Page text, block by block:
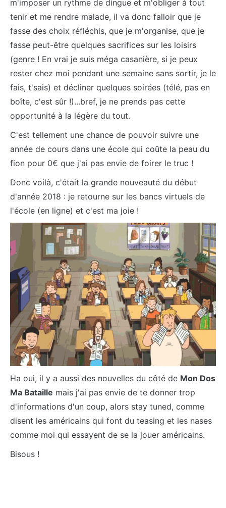
m'imposer un rythme de dingue et m'obliger à tout
tenir et me rendre malade, il va donc falloir que je
fasse des choix réfléchis, que je m'organise, que je
fasse peut-être quelques sacrifices sur les loisirs
(genre ! En vrai je suis méga casanière, si je peux
rester chez moi pendant une semaine sans sortir, je le
fais, t'sais) et décliner quelques soirées (télé, pas en
boîte, c'est sûr !)...bref, je ne prends pas cette
opportunité à la légère du tout.
C'est tellement une chance de pouvoir suivre une
année de cours dans une école qui coûte la peau du
fion pour 0€ que j'ai pas envie de foirer le truc !
Donc voilà, c'était la grande nouveauté du début
d'année 2018 : je retourne sur les bancs virtuels de
l'école (en ligne) et c'est ma joie !
Ha oui, il y a aussi des nouvelles du côté de Mon Dos
Ma Bataille mais j'ai pas envie de te donner trop
d'informations d'un coup, alors stay tuned, comme
disent les américains qui font du teasing et les nases
comme moi qui essayent de se la jouer américains.
Bisous !